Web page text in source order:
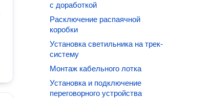
с доработкой
Расключение распаячной
коробки
Установка светильника на трек-
систему
Монтаж кабельного лотка
Установка и подключение
переговорного устройства